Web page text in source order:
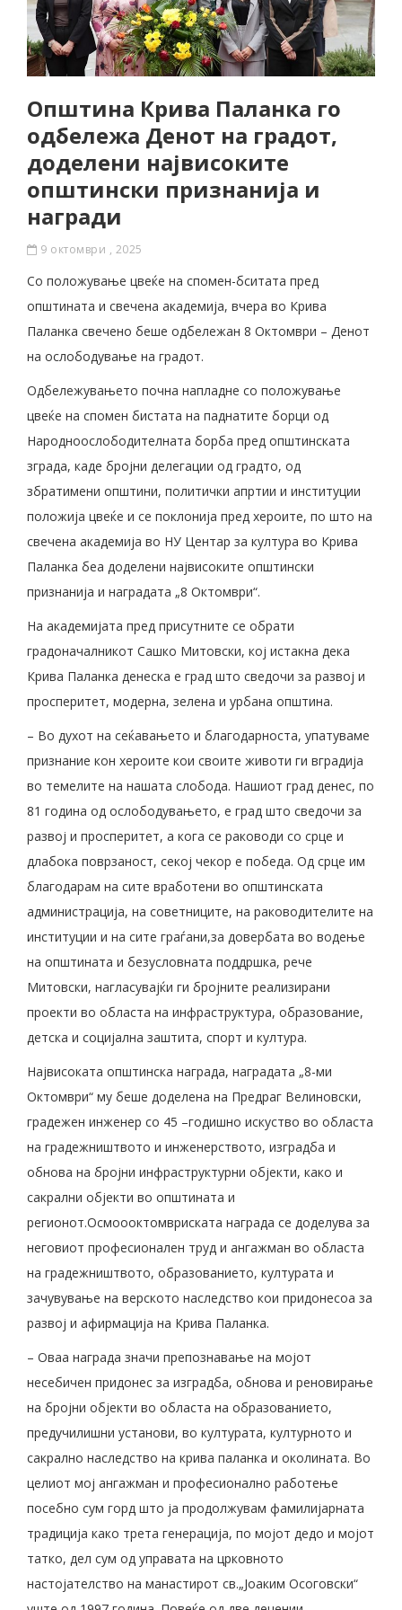
Општина Крива Паланка го
одбележа Денот на градот,
доделени највисоките
општински признанија и
награди
9 октомври , 2025
Со положување цвеќе на спомен-бситата пред
општината и свечена академија, вчера во Крива
Паланка свечено беше одбележан 8 Октомври – Денот
на ослободување на градот.
Одбележувањето почна напладне со положување
цвеќе на спомен бистата на паднатите борци од
Народноослободителната борба пред општинската
зграда, каде бројни делегации од градто, од
збратимени општини, политички апртии и институции
положија цвеќе и се поклонија пред хероите, по што на
свечена академија во НУ Центар за култура во Крива
Паланка беа доделени највисоките општински
признанија и наградата „8 Октомври“.
На академијата пред присутните се обрати
градоначалникот Сашко Митовски, кој истакна дека
Крива Паланка денеска е град што сведочи за развој и
просперитет, модерна, зелена и урбана општина.
– Во духот на сеќавањето и благодарноста, упатуваме
признание кон хероите кои своите животи ги вградија
во темелите на нашата слобода. Нашиот град денес, по
81 година од ослободувањето, е град што сведочи за
развој и просперитет, а кога се раководи со срце и
длабока поврзаност, секој чекор е победа. Од срце им
благодарам на сите вработени во општинската
администрација, на советниците, на раководителите на
институции и на сите граѓани,за довербата во водење
на општината и безусловната поддршка, рече
Митовски, нагласувајќи ги бројните реализирани
проекти во областа на инфраструктура, образование,
детска и социјална заштита, спорт и култура.
Највисоката општинска награда, наградата „8-ми
Октомври“ му беше доделена на Предраг Велиновски,
градежен инженер со 45 –годишно искуство во областа
на градежништвото и инженерството, изградба и
обнова на бројни инфраструктурни објекти, како и
сакрални објекти во општината и
регионот.Осмоооктомвриската награда се доделува за
неговиот професионален труд и ангажман во областа
на градежништвото, образованието, културата и
зачувување на верското наследство кои придонесоа за
развој и афирмација на Крива Паланка.
– Оваа награда значи препознавање на мојот
несебичен придонес за изградба, обнова и реновирање
на бројни објекти во областа на образованието,
предучилишни установи, во културата, културното и
сакрално наследство на крива паланка и околината. Во
целиот мој ангажман и професионално работење
посебно сум горд што ја продолжувам фамилијарната
традиција како трета генерација, по мојот дедо и мојот
татко, дел сум од управата на црковното
настојателство на манастирот св.„Јоаким Осоговски“